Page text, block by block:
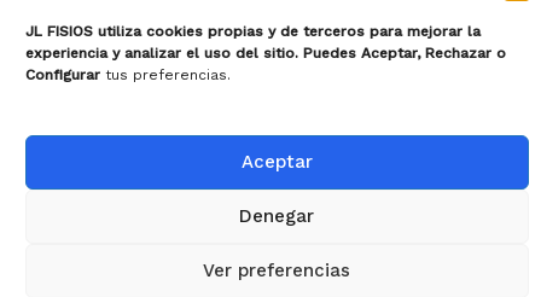
JL FISIOS utiliza cookies propias y de terceros para mejorar la
experiencia y analizar el uso del sitio. Puedes Aceptar, Rechazar o
Configurartus preferencias.
Aceptar
Denegar
Ver preferencias
muscular”
16 OCTUBRE, 2021 A LAS 10:54 PM
Hace 2 semanas tuve una contractura en un
bastante me podrías dar un consejo que puedo